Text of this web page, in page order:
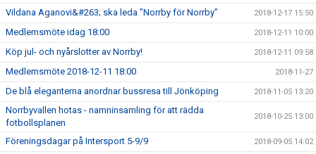
Vildana Aganovi&#263; ska leda "Norrby för Norrby" 2018-12-17 15:50
Medlemsmöte idag 18:00 2018-12-11 10:00
Köp jul- och nyårslotter av Norrby! 2018-12-11 09:58
Medlemsmöte 2018-12-11 18:00 2018-11-27
De blå eleganterna anordnar bussresa till Jönköping 2018-11-05 13:20
Norrbyvallen hotas - namninsamling för att rädda
fotbollsplanen
2018-10-25 13:00
Föreningsdagar på Intersport 5-9/9 2018-09-05 14:02